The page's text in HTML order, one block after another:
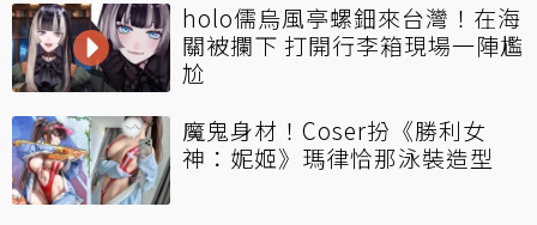
holo儒烏風亭螺鈿來台灣！在海
關被攔下 打開行李箱現場一陣尷
尬
魔鬼身材！Coser扮《勝利女
神：妮姬》瑪律恰那泳裝造型